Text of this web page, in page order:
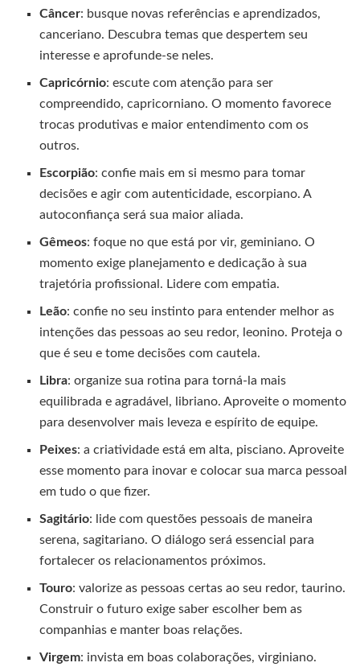
Câncer: busque novas referências e aprendizados,
canceriano. Descubra temas que despertem seu
interesse e aprofunde-se neles.
Capricórnio: escute com atenção para ser
compreendido, capricorniano. O momento favorece
trocas produtivas e maior entendimento com os
outros.
Escorpião: confie mais em si mesmo para tomar
decisões e agir com autenticidade, escorpiano. A
autoconfiança será sua maior aliada.
Gêmeos: foque no que está por vir, geminiano. O
momento exige planejamento e dedicação à sua
trajetória profissional. Lidere com empatia.
Leão: confie no seu instinto para entender melhor as
intenções das pessoas ao seu redor, leonino. Proteja o
que é seu e tome decisões com cautela.
Libra: organize sua rotina para torná-la mais
equilibrada e agradável, libriano. Aproveite o momento
para desenvolver mais leveza e espírito de equipe.
Peixes: a criatividade está em alta, pisciano. Aproveite
esse momento para inovar e colocar sua marca pessoal
em tudo o que fizer.
Sagitário: lide com questões pessoais de maneira
serena, sagitariano. O diálogo será essencial para
fortalecer os relacionamentos próximos.
Touro: valorize as pessoas certas ao seu redor, taurino.
Construir o futuro exige saber escolher bem as
companhias e manter boas relações.
Virgem: invista em boas colaborações, virginiano.